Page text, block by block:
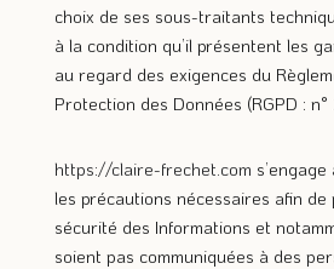
choix de ses sous-traitants
à la condition qu’il présentent les
au regard des exigences du
Protection des Données (RGPD :
https://claire-frechet.com
les précautions nécessaires afin
sécurité des Informations et
soient pas communiquées à des